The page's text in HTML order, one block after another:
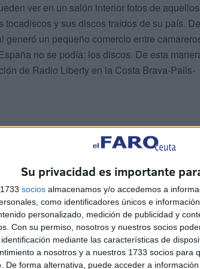
Su privacidad es importante
socios almacenamos y/o accedemos a
como identificadores únicos e
personalizado, medición de publicidad y
Con su permiso, nosotros y nuestros socios
mediante las características de
a nosotros y a nuestros 1733 socios para
De forma alternativa, puede acceder a
ver en un salón interior fotos de
y sus discos traídos de su país.
un pequeño comercio entre
no se podía: los discos. De esta
de Radio Liberty en la Costa Brava-Palls-
marítimo con Liverpool. Cuando se
normal encontrarse con marineros gallegos.
discos traídos de Liverpool. Canarias
plataneros ingleses. Ellos llevaron
tuvo la ventaja de los viajes al